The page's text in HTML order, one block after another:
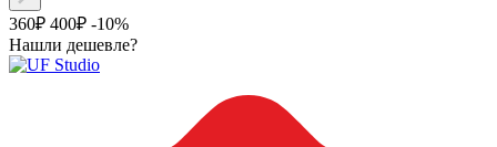
360₽ 400₽ -10%
Нашли дешевле?